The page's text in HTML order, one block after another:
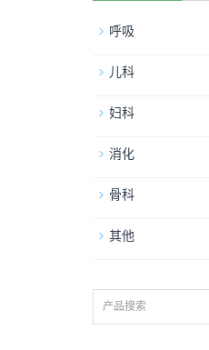
呼吸
儿科
妇科
消化
骨科
其他